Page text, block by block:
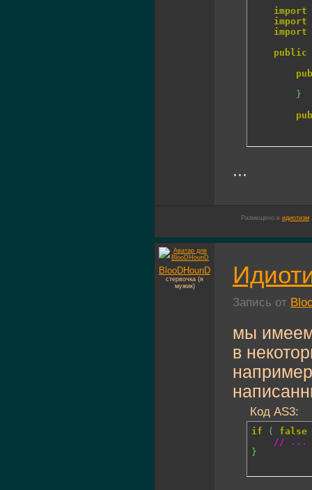
import
import
import
public
}
...
Размещено в идиотизм
BlooDHounD
стервочка (я
мужик)
Запись от
мы
в
Код AS3:
if (
false
// ...
}